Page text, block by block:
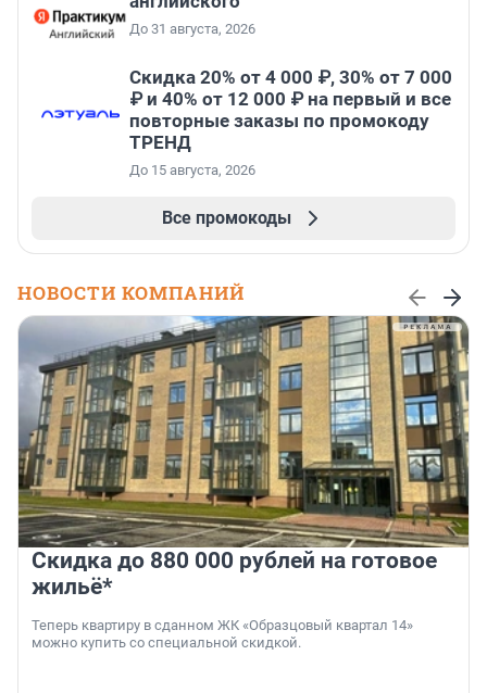
До 31 августа, 2026
Скидка 20% от 4 000 ₽, 30% от 7 000
₽ и 40% от 12 000 ₽ на первый и все
повторные заказы по промокоду
ТРЕНД
До 15 августа, 2026
Все промокоды
НОВОСТИ КОМПАНИЙ
Скидка до 880 000 рублей на готовое
жильё*
Теперь квартиру в сданном ЖК «Образцовый квартал 14»
можно купить со специальной скидкой.